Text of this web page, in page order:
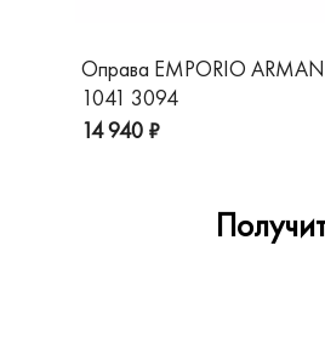
Оправа EMPORIO
1041 3094
14 940 ₽